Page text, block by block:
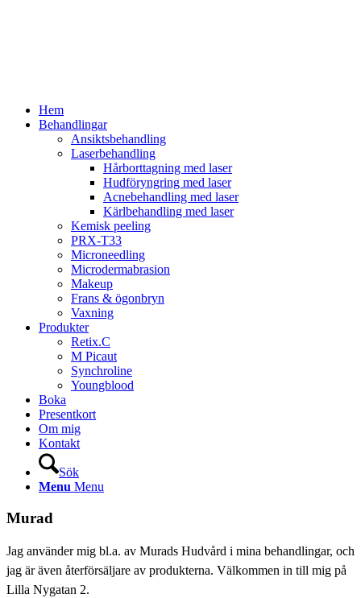
Hem
Behandlingar
Ansiktsbehandling
Laserbehandling
Hårborttagning med laser
Hudföryngring med laser
Acnebehandling med laser
Kärlbehandling med laser
Kemisk peeling
PRX-T33
Microneedling
Microdermabrasion
Makeup
Frans & ögonbryn
Vaxning
Produkter
Retix.C
M Picaut
Synchroline
Youngblood
Boka
Presentkort
Om mig
Kontakt
Sök
Menu Menu
Murad
Jag använder mig bl.a. av Murads Hudvård i mina behandlingar, och
jag är även återförsäljare av produkterna. Välkommen in till mig på
Lilla Nygatan 2.